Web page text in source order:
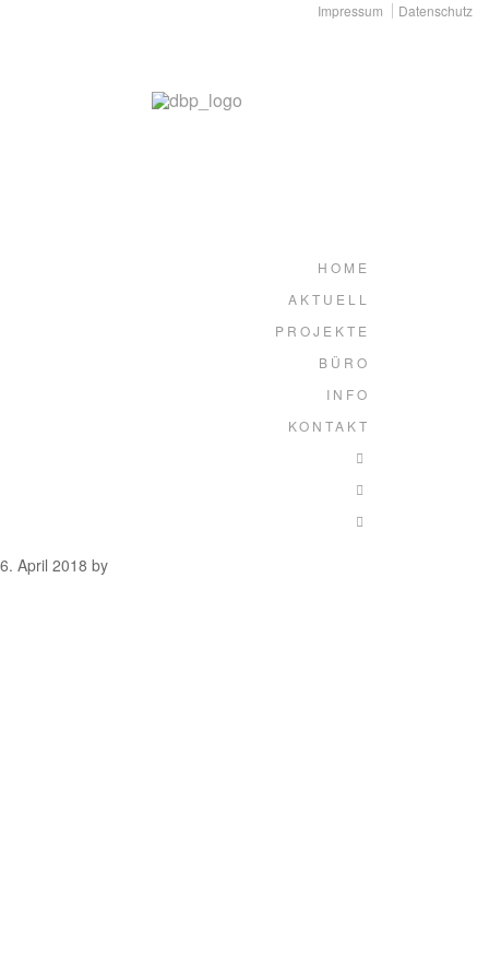
Impressum Datenschutz
HOME
AKTUELL
PROJEKTE
BÜRO
INFO
KONTAKT
6. April 2018 by